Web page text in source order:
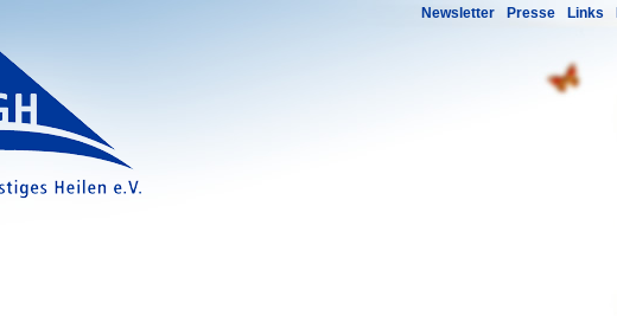
Newsletter Presse Links